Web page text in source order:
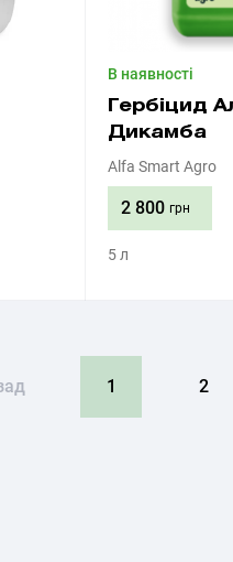
В наявності
Гербіцид
Дикамба
Alfa Smart Agro
2 800 грн
5 л
1 2